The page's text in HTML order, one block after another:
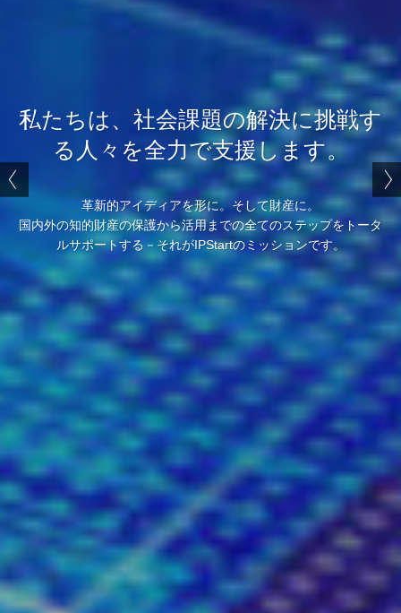
我们全力支持致力于通过技术解决社
会问题的个人和组织。
我们将创新理念转化为有价值的资产。
IPStart致力于为知识产权在日本及海外的保护与运用提供全流程支
持。
私たちは、社会課題の解決に挑戦す
る人々を全力で支援します。
革新的アイディアを形に。そして財産に。
国内外の知的財産の保護から活用までの全てのステップをトータ
ルサポートする－それがIPStartのミッションです。
私たちは、社会課題の解決に挑戦す
る人々を全力で支援します。
革新的アイディアを形に。そして財産に。
国内外の知的財産の保護から活用までの全てのステップをトータ
ルサポートする－それがIPStartのミッションです。